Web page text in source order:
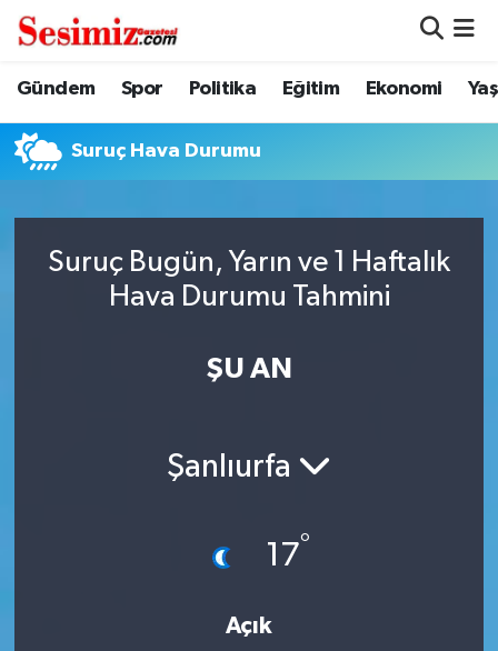
Gündem Spor Politika Eğitim Ekonomi
Suruç Hava Durumu
Suruç Bugün, Yarın ve 1 Haftalık
Hava Durumu Tahmini
ŞU AN
Şanlıurfa
17°
Açık
Dünya
Eğitim
Genel
Gündem
Nöbetçi Eczaneler
Hava Durumu
Trafik Durumu
Süper Lig Puan Durumu ve Fikstür